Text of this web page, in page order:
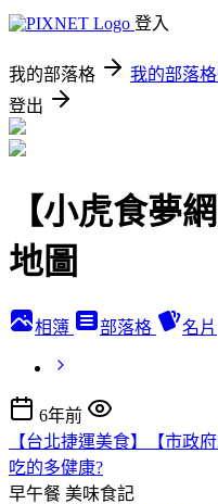
登入
我的部落格 我的部落
登出
【小虎食夢
地圖
相簿 部落格 名片
6年前
【台北捷運美食】【市政
吃的多健康?
早午餐 美味食記